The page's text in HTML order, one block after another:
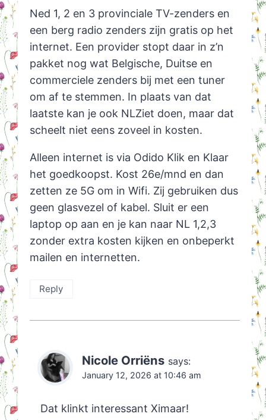
Ned 1, 2 en 3 provinciale TV-zenders en
een berg radio zenders zijn gratis op het
internet. Een provider stopt daar in z’n
pakket nog wat Belgische, Duitse en
commerciele zenders bij met een tuner
om af te stemmen. In plaats van dat
laatste kan je ook NLZiet doen, maar dat
scheelt niet eens zoveel in kosten.
Alleen internet is via Odido Klik en Klaar
het goedkoopst. Kost 26e/mnd en dan
zetten ze 5G om in Wifi. Zij gebruiken dus
geen glasvezel of kabel. Sluit er een
laptop op aan en je kan naar NL 1,2,3
zonder extra kosten kijken en onbeperkt
mailen en internetten.
Reply
Nicole Orriëns says:
January 12, 2026 at 10:46 am
Dat klinkt interessant Ximaar!